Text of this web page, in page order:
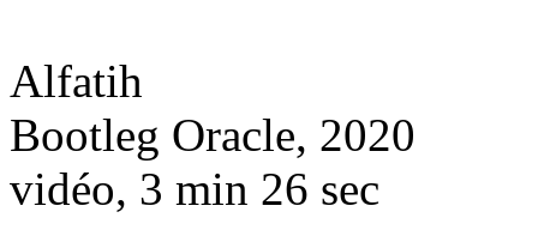
Alfatih
Bootleg Oracle, 2020
vidéo, 3 min 26 sec